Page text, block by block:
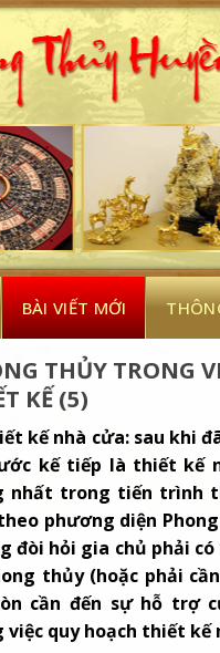
BÀI VIẾT MỚI
THỦY TRONG
KẾ (5)
kế nhà cửa:sau khi
kế tiếp là thiết kế
nhất trong tiến trình
phương diện
đòi hỏi gia chủ phải
thủy (hoặc phải
cần đến sự hỗ trợ
việc quy hoạch thiết